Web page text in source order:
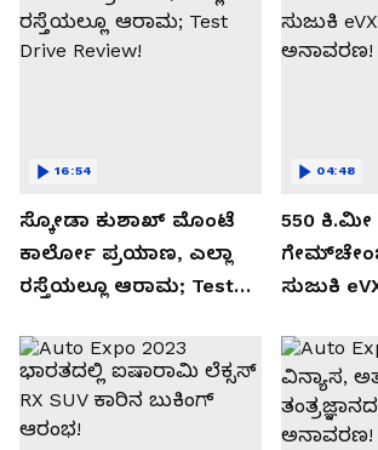
ಸ್ಕೋಡಾ ಕುಶಾಖ್ ಮೊಂಟೆ
ಕಾರ್ಲೋ ಪ್ರಯಾಣ, ಎಲ್ಲಾ
ರಸ್ತೆಯಲ್ಲೂ ಆರಾಮ; Test
16:54
550
ಸುಜುಕಿ eVX ಎಲೆಕ್ಟ್ರಿಕ್ ಕಾರು
04:48